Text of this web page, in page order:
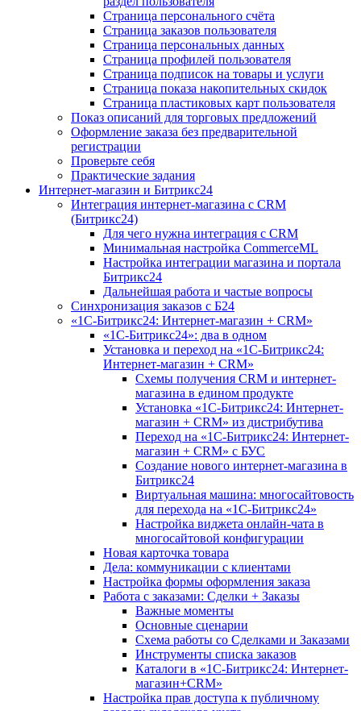
Страница персонального счёта
Страница заказов пользователя
Страница персональных данных
Страница профилей пользователя
Страница подписок на товары и услуги
Страница показа накопительных скидок
Страница пластиковых карт пользователя
Показ описаний для торговых предложений
Оформление заказа без предварительной
регистрации
Проверьте себя
Практические задания
Интернет-магазин и Битрикс24
Интеграция интернет-магазина с CRM
(Битрикс24)
Для чего нужна интеграция с CRM
Минимальная настройка CommerceML
Настройка интеграции магазина и портала
Битрикс24
Дальнейшая работа и частые вопросы
Синхронизация заказов с Б24
«1С-Битрикс24: Интернет-магазин + CRM»
«1С-Битрикс24»: два в одном
Установка и переход на «1С-Битрикс24:
Интернет-магазин + CRM»
Схемы получения CRM и интернет-
магазина в едином продукте
Установка «1С-Битрикс24: Интернет-
магазин + CRM» из дистрибутива
Переход на «1С-Битрикс24: Интернет-
магазин + CRM» с БУС
Создание нового интернет-магазина в
Битрикс24
Виртуальная машина: многосайтовость
для перехода на «1С-Битрикс24»
Настройка виджета онлайн-чата в
многосайтовой конфигурации
Новая карточка товара
Дела: коммуникации с клиентами
Настройка формы оформления заказа
Работа с заказами: Сделки + Заказы
Важные моменты
Основные сценарии
Схема работы со Сделками и Заказами
Инструменты списка заказов
Каталоги в «1С-Битрикс24: Интернет-
магазин+CRM»
Настройка прав доступа к публичному